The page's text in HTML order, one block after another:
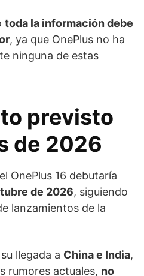
toda la información debe
, ya que OnePlus no ha
ninguna de estas
previsto
de 2026
OnePlus 16 debutaría
de 2026, siguiendo
lanzamientos de la
llegada a China e India,
rumores actuales, no